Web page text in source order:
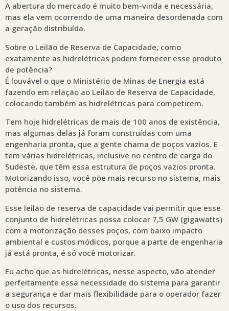
A abertura do mercado é muito bem-vinda e necessária,
mas ela vem ocorrendo de uma maneira desordenada com
a geração distribuída.
Sobre o Leilão de Reserva de Capacidade, como
exatamente as hidrelétricas podem fornecer esse produto
de potência?
É louvável o que o Ministério de Minas de Energia está
fazendo em relação ao Leilão de Reserva de Capacidade,
colocando também as hidrelétricas para competirem.
Tem hoje hidrelétricas de mais de 100 anos de existência,
mas algumas delas já foram construídas com uma
engenharia pronta, que a gente chama de poços vazios. E
tem várias hidrelétricas, inclusive no centro de carga do
Sudeste, que têm essa estrutura de poços vazios pronta.
Motorizando isso, você põe mais recurso no sistema, mais
potência no sistema.
Esse leilão de reserva de capacidade vai permitir que esse
conjunto de hidrelétricas possa colocar 7,5 GW (gigawatts)
com a motorização desses poços, com baixo impacto
ambiental e custos módicos, porque a parte de engenharia
já está pronta, é só você motorizar.
Eu acho que as hidrelétricas, nesse aspecto, vão atender
perfeitamente essa necessidade do sistema para garantir
a segurança e dar mais flexibilidade para o operador fazer
o uso dos recursos.